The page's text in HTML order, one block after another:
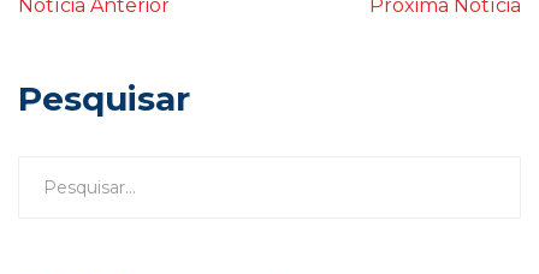
Notícia Anterior Próxima Notícia
Pesquisar